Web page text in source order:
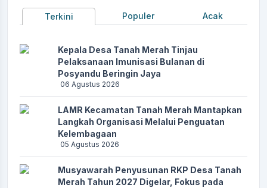
Terkini Populer Acak
Kepala Desa Tanah Merah Tinjau
Pelaksanaan Imunisasi Bulanan di
Posyandu Beringin Jaya
06 Agustus 2026
LAMR Kecamatan Tanah Merah Mantapkan
Langkah Organisasi Melalui Penguatan
Kelembagaan
05 Agustus 2026
Musyawarah Penyusunan RKP Desa Tanah
Merah Tahun 2027 Digelar, Fokus pada